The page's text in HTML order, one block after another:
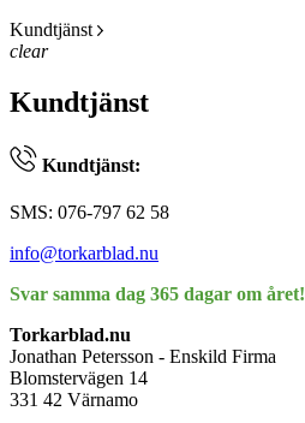
Kundtjänst
clear
Kundtjänst
Kundtjänst:
SMS: 076-797 62 58
info@torkarblad.nu
Svar samma dag 365 dagar om året!
Torkarblad.nu
Jonathan Petersson - Enskild Firma
Blomstervägen 14
331 42 Värnamo